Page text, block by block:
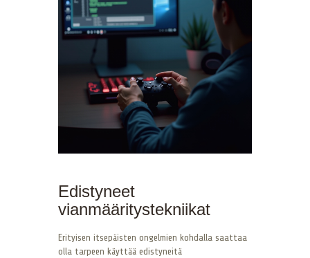
Edistyneet
vianmääritystekniikat
Erityisen itsepäisten ongelmien kohdalla saattaa
olla tarpeen käyttää edistyneitä